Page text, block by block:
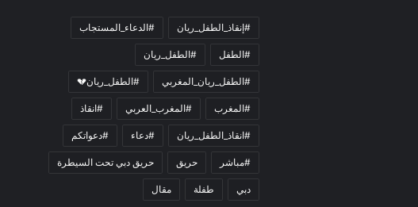
#إنقاذ_الطفل_ريان #الدعاء_المستجاب
#الطفل #الطفل_ريان
#الطفل_ريان_المغربي #الطفل_ريان💔
#المغرب #المغرب_العربي #انقاذ
#انقاذ_الطفل_ريان #دعاء #دعواتكم
#مباشر حريق حريق دبي تحت السيطرة
دبي طفلة مقال